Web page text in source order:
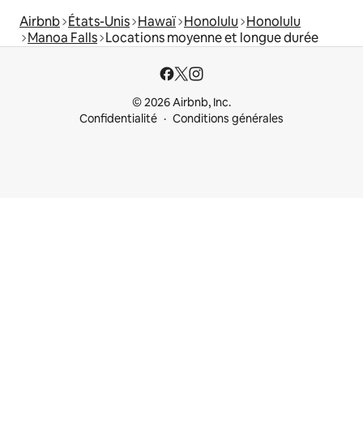
Airbnb États-Unis Hawaï Honolulu Honolulu
Manoa Falls Locations moyenne et longue durée
© 2026 Airbnb, Inc.
Confidentialité
Conditions générales